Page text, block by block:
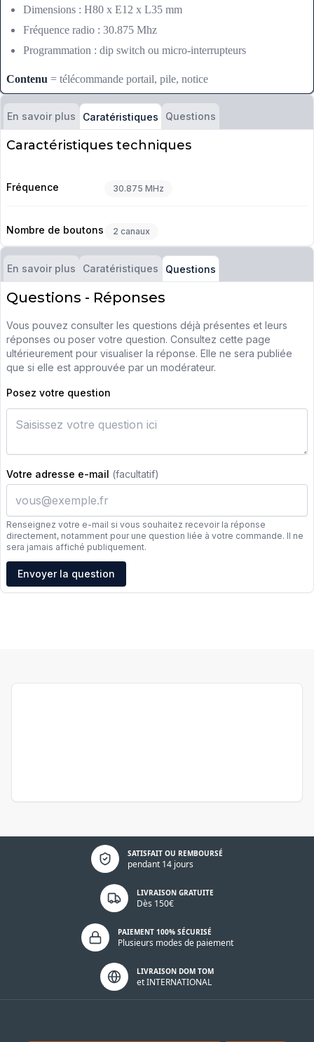
Dimensions : H80 x E12 x L35 mm
Fréquence radio : 30.875 Mhz
Programmation : dip switch ou micro-interrupteurs
Contenu = télécommande portail, pile, notice
En savoir plus Caratéristiques Questions
Caractéristiques techniques
Fréquence 30.875 MHz
Nombre de boutons 2 canaux
En savoir plus Caratéristiques Questions
Questions - Réponses
Vous pouvez consulter les questions déjà présentes et leurs
réponses ou poser votre question. Consultez cette page
ultérieurement pour visualiser la réponse. Elle ne sera publiée
que si elle est approuvée par un modérateur.
Posez votre question
Votre adresse e-mail (facultatif)
Renseignez votre e-mail si vous souhaitez recevoir la réponse
directement, notamment pour une question liée à votre commande. Il ne
sera jamais affiché publiquement.
Adresse e-mail
Envoyer la question
SATISFAIT OU REMBOURSÉ
pendant 14 jours
Politique de confidentialité
LIVRAISON GRATUITE
Dès 150€
PAIEMENT 100% SÉCURISÉ
Plusieurs modes de paiement
LIVRAISON DOM TOM
et INTERNATIONAL